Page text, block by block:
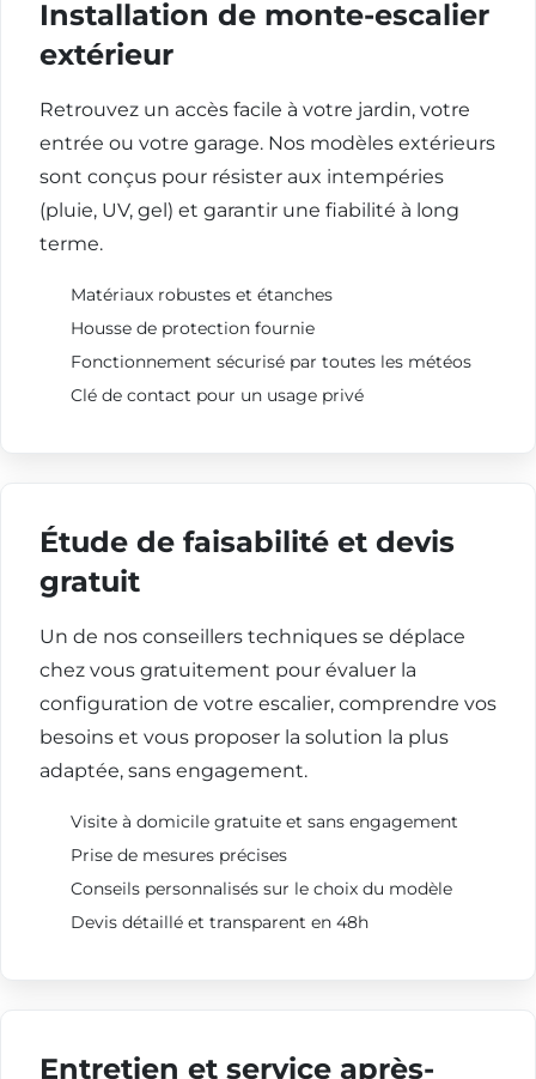
Installation de monte-escalier
extérieur
Retrouvez un accès facile à votre jardin, votre
entrée ou votre garage. Nos modèles extérieurs
sont conçus pour résister aux intempéries
(pluie, UV, gel) et garantir une fiabilité à long
terme.
Matériaux robustes et étanches
Housse de protection fournie
Fonctionnement sécurisé par toutes les météos
Clé de contact pour un usage privé
Étude de faisabilité et devis
gratuit
Un de nos conseillers techniques se déplace
chez vous gratuitement pour évaluer la
configuration de votre escalier, comprendre vos
besoins et vous proposer la solution la plus
adaptée, sans engagement.
Visite à domicile gratuite et sans engagement
Prise de mesures précises
Conseils personnalisés sur le choix du modèle
Devis détaillé et transparent en 48h
Entretien et service après-